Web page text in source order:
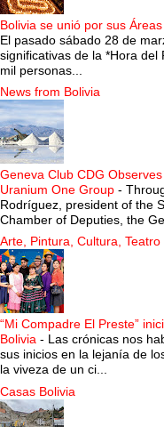
Bolivia se unió por sus
El pasado sábado 28 de
significativas de la *Hora
mil personas...
News from Bolivia
Geneva Club CDG
Uranium One Group -
Rodríguez, president of the
Chamber of Deputies, the
Arte, Pintura, Cultura, Teatro
“Mi Compadre El Preste”
Bolivia - Las crónicas nos
sus inicios en la lejanía de
la viveza de un ci...
Casas Bolivia